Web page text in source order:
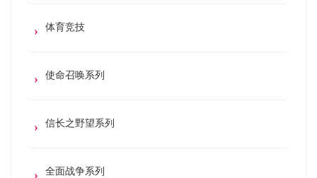
体育竞技
使命召唤系列
信长之野望系列
全面战争系列